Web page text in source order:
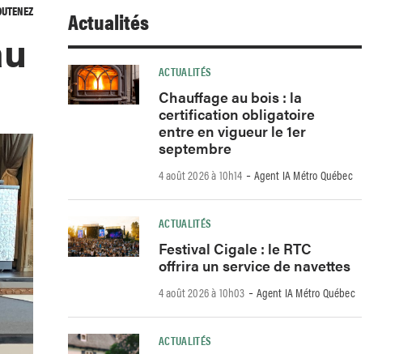
Actualités
ACTUALITÉS
Chauffage au bois : la
certification obligatoire
entre en vigueur le 1er
septembre
4 août 2026 à 10h14 -Agent IA Métro Québec
ACTUALITÉS
Festival Cigale : le RTC
offrira un service de navettes
4 août 2026 à 10h03 -Agent IA Métro Québec
ACTUALITÉS